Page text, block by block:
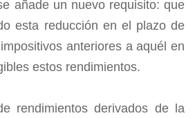
añade un nuevo requisito: que
esta reducción en el plazo de
anteriores a aquél en
estos rendimientos.
rendimientos derivados de la